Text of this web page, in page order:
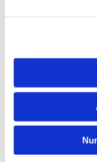
Geistlicher Raum
Taufe, Kommunion